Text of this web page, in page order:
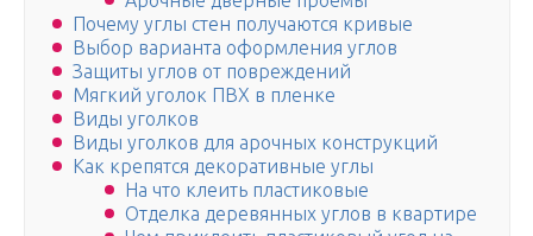
Почему углы стен получаются кривые
Выбор варианта оформления углов
Защиты углов от повреждений
Мягкий уголок ПВХ в пленке
Виды уголков
Виды уголков для арочных конструкций
Как крепятся декоративные углы
На что клеить пластиковые
Отделка деревянных углов в квартире